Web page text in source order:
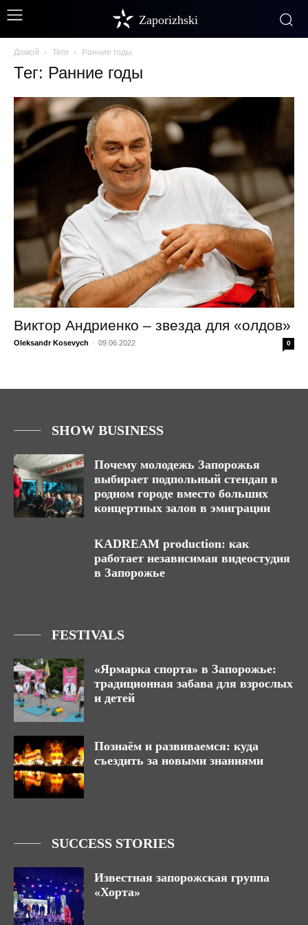
Zaporizhski
Домой Теги Ранние годы
Тег: Ранние годы
Виктор Андриенко – звезда для «олдов»
Oleksandr Kosevych - 09.06.2022 0
SHOW BUSINESS
Почему молодежь Запорожья
выбирает подпольный стендап в
родном городе вместо больших
концертных залов в эмиграции
KADREAM production: как
работает независимая видеостудия
в Запорожье
FESTIVALS
«Ярмарка спорта» в Запорожье:
традиционная забава для взрослых
и детей
Познаём и развиваемся: куда
съездить за новыми знаниями
SUCCESS STORIES
Известная запорожская группа
«Хорта»